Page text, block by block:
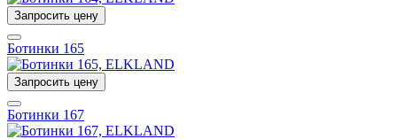
Запросить цену
Ботинки 165
Запросить цену
Ботинки 167